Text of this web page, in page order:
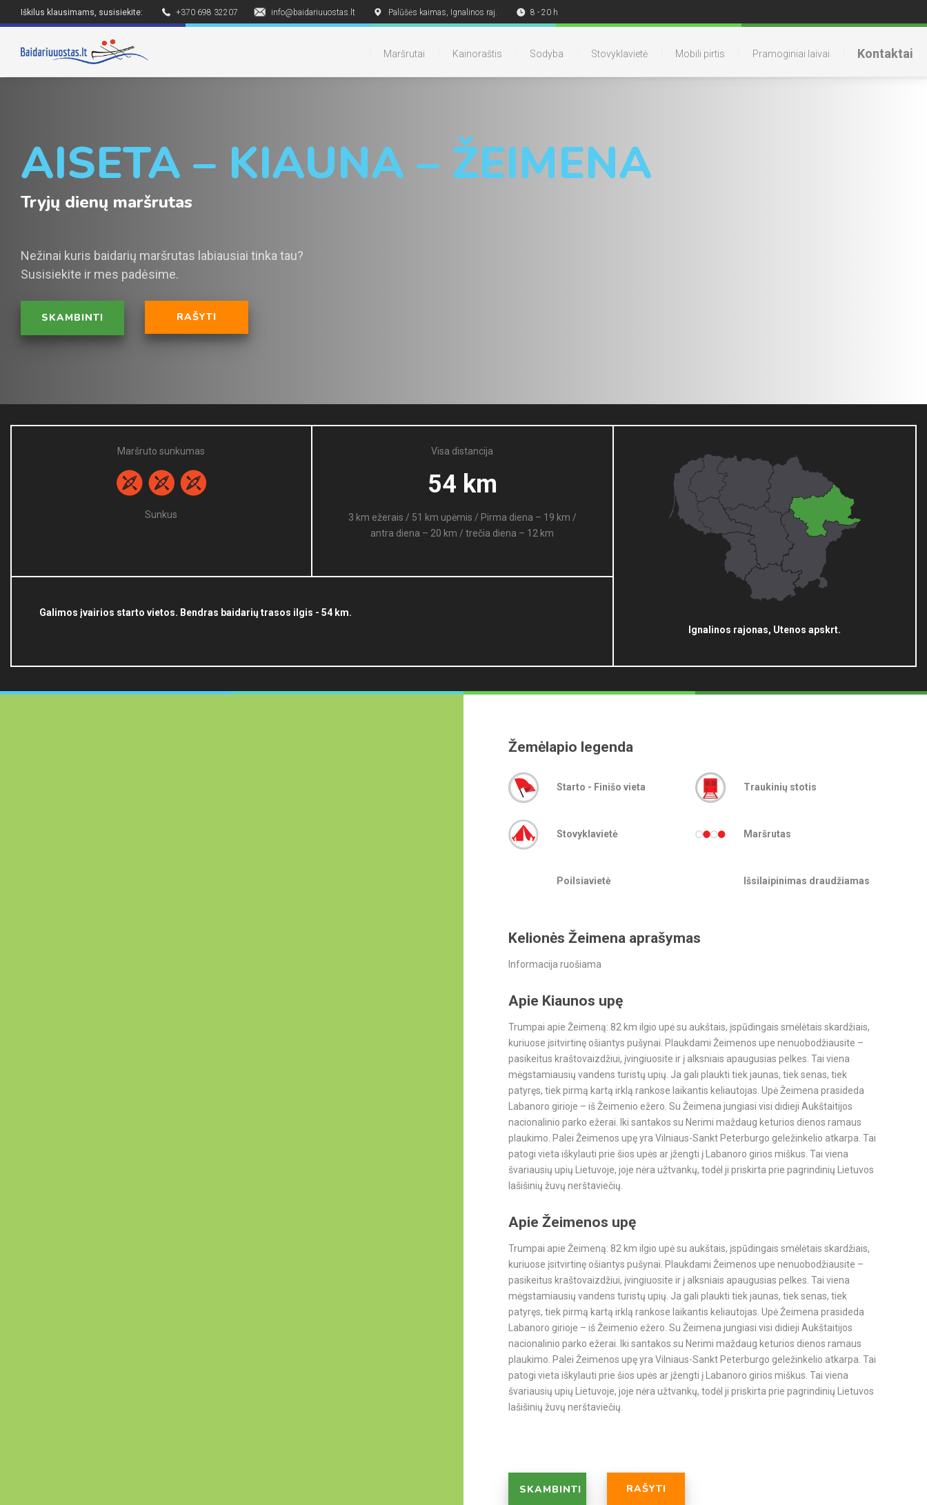
Iškilus klausimams, susisiekite: +370 698 32207 info@baidariuuostas.lt Palūšės kaimas, Ignalinos raj. 8 - 20 h
Maršrutai Kainoraštis Sodyba Stovyklavietė Mobili pirtis Pramoginiai laivai Kontaktai
AISETA – KIAUNA – ŽEIMENA
Tryjų dienų maršrutas
Nežinai kuris baidarių maršrutas labiausiai tinka tau?
Susisiekite ir mes padėsime.
SKAMBINTI RAŠYTI
Maršruto sunkumas
Sunkus
Visa distancija
54 km
3 km ežerais / 51 km upėmis / Pirma diena – 19 km /
antra diena – 20 km / trečia diena – 12 km
Galimos įvairios starto vietos. Bendras baidarių trasos ilgis - 54 km.
Ignalinos rajonas, Utenos apskrt.
Žemėlapio legenda
Starto - Finišo vieta Traukinių stotis
Stovyklavietė Maršrutas
Poilsiavietė Išsilaipinimas draudžiamas
Kelionės Žeimena aprašymas
Informacija ruošiama
Apie Kiaunos upę
Trumpai apie Žeimeną: 82 km ilgio upė su aukštais, įspūdingais smėlėtais skardžiais,
kuriuose įsitvirtinę ošiantys pušynai. Plaukdami Žeimenos upe nenuobodžiausite –
pasikeitus kraštovaizdžiui, įvingiuosite ir į alksniais apaugusias pelkes. Tai viena
mėgstamiausių vandens turistų upių. Ja gali plaukti tiek jaunas, tiek senas, tiek
patyręs, tiek pirmą kartą irklą rankose laikantis keliautojas. Upė Žeimena prasideda
Labanoro girioje – iš Žeimenio ežero. Su Žeimena jungiasi visi didieji Aukštaitijos
nacionalinio parko ežerai. Iki santakos su Nerimi maždaug keturios dienos ramaus
plaukimo. Palei Žeimenos upę yra Vilniaus-Sankt Peterburgo geležinkelio atkarpa. Tai
patogi vieta iškylauti prie šios upės ar įžengti į Labanoro girios miškus. Tai viena
švariausių upių Lietuvoje, joje nėra užtvankų, todėl ji priskirta prie pagrindinių Lietuvos
lašišinių žuvų nerštaviečių.
Apie Žeimenos upę
Trumpai apie Žeimeną: 82 km ilgio upė su aukštais, įspūdingais smėlėtais skardžiais,
kuriuose įsitvirtinę ošiantys pušynai. Plaukdami Žeimenos upe nenuobodžiausite –
pasikeitus kraštovaizdžiui, įvingiuosite ir į alksniais apaugusias pelkes. Tai viena
mėgstamiausių vandens turistų upių. Ja gali plaukti tiek jaunas, tiek senas, tiek
patyręs, tiek pirmą kartą irklą rankose laikantis keliautojas. Upė Žeimena prasideda
Labanoro girioje – iš Žeimenio ežero. Su Žeimena jungiasi visi didieji Aukštaitijos
nacionalinio parko ežerai. Iki santakos su Nerimi maždaug keturios dienos ramaus
plaukimo. Palei Žeimenos upę yra Vilniaus-Sankt Peterburgo geležinkelio atkarpa. Tai
patogi vieta iškylauti prie šios upės ar įžengti į Labanoro girios miškus. Tai viena
švariausių upių Lietuvoje, joje nėra užtvankų, todėl ji priskirta prie pagrindinių Lietuvos
lašišinių žuvų nerštaviečių.
SKAMBINTI RAŠYTI